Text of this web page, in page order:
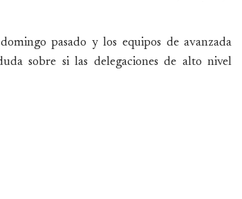
pasado y los equipos de avanzada
sobre si las delegaciones de alto nivel